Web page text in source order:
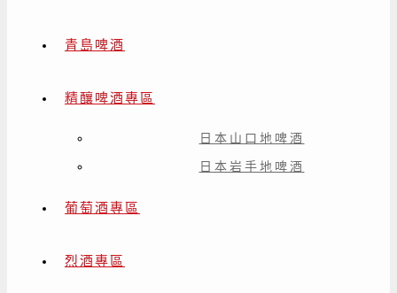
青島啤酒
精釀啤酒專區
日本山口地啤酒
日本岩手地啤酒
葡萄酒專區
烈酒專區